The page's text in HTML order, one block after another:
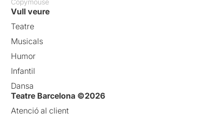
Copymouse
Vull veure
Teatre
Musicals
Humor
Infantil
Dansa
Teatre Barcelona ©2026
Atenció al client